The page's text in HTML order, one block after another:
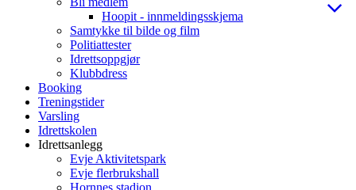
Hoopit - innmeldingsskjema
Samtykke til bilde og film
Politiattester
Idrettsoppgjør
Klubbdress
Booking
Treningstider
Varsling
Idrettskolen
Idrettsanlegg
Evje Aktivitetspark
Evje flerbrukshall
Hornnes stadion